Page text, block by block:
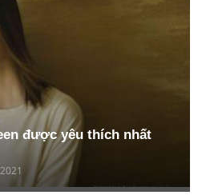
được yêu thích nhất